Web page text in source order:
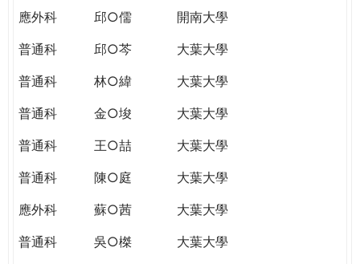
應外科
邱○儒
開南大學
普通科
邱○芩
大葉大學
普通科
林○緯
大葉大學
普通科
金○埈
大葉大學
普通科
王○喆
大葉大學
普通科
陳○庭
大葉大學
應外科
蘇○茜
大葉大學
普通科
吳○榤
大葉大學